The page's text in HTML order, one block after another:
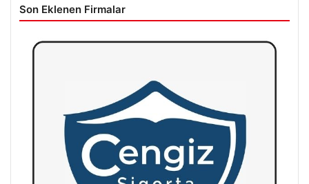
Son Eklenen Firmalar